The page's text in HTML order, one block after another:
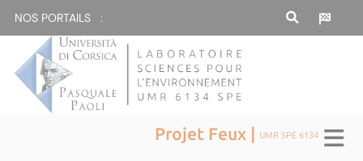
NOS PORTAILS :
Projet Feux | UMR SPE 6134